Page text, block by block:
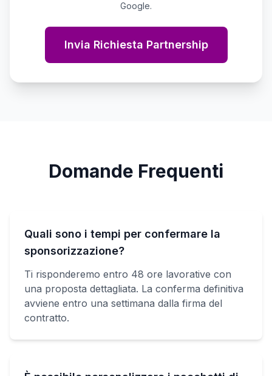
Google.
Invia Richiesta Partnership
Domande Frequenti
Quali sono i tempi per confermare la
sponsorizzazione?
Ti risponderemo entro 48 ore lavorative con
una proposta dettagliata. La conferma definitiva
avviene entro una settimana dalla firma del
contratto.